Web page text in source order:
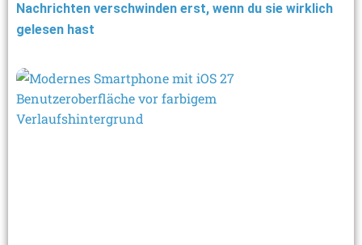
Nachrichten verschwinden erst, wenn du sie wirklich
gelesen hast